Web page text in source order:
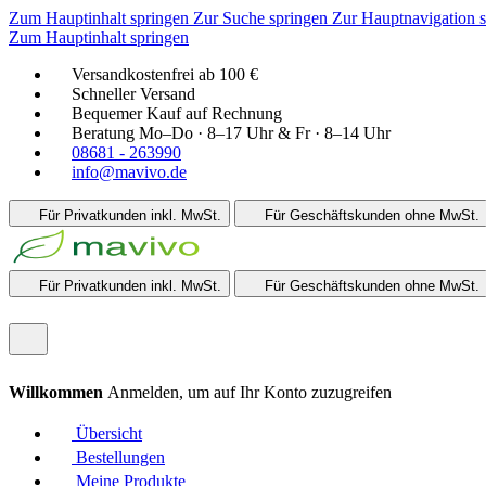
Zum Hauptinhalt springen Zur Suche springen Zur Hauptnavigation
Zum Hauptinhalt springen
Versandkostenfrei ab 100 €
Schneller Versand
Bequemer Kauf auf Rechnung
Beratung Mo–Do · 8–17 Uhr & Fr · 8–14 Uhr
08681 - 263990
info@mavivo.de
Für Privatkunden inkl. MwSt. Für Geschäftskunden ohne MwSt.
Für Privatkunden inkl. MwSt. Für Geschäftskunden ohne MwSt.
Willkommen Anmelden, um auf Ihr Konto zuzugreifen
Übersicht
Bestellungen
Meine Produkte